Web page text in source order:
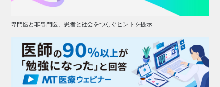
専門医と非専門医、患者と社会をつなぐヒントを提示